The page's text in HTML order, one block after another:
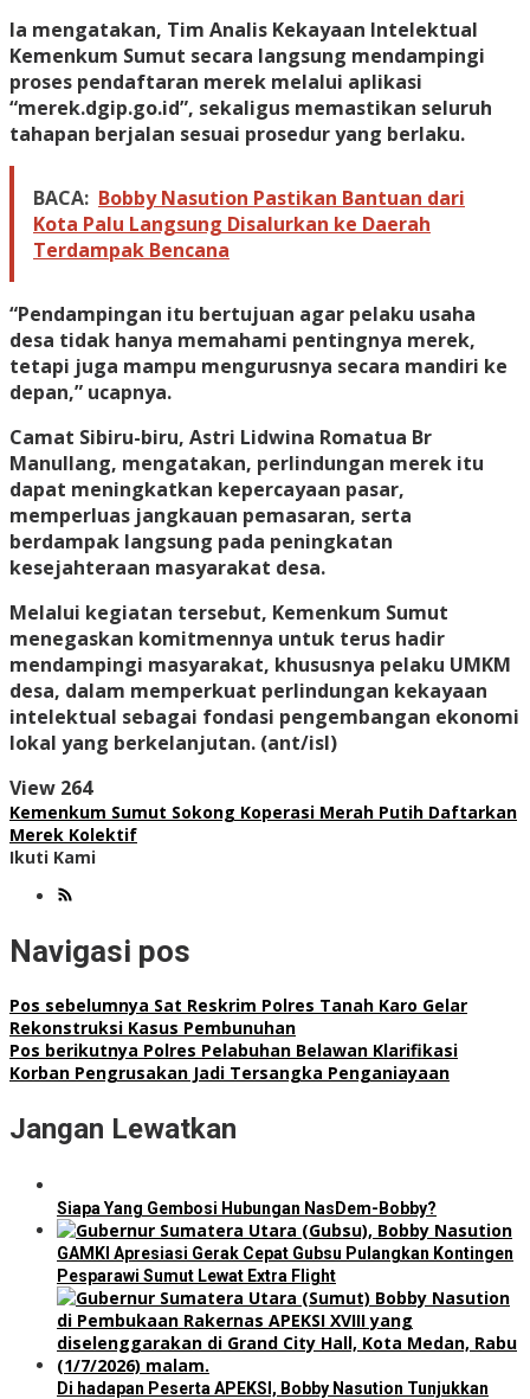
Ia mengatakan, Tim Analis Kekayaan Intelektual
Kemenkum Sumut secara langsung mendampingi
proses pendaftaran merek melalui aplikasi
“merek.dgip.go.id”, sekaligus memastikan seluruh
tahapan berjalan sesuai prosedur yang berlaku.
BACA: Bobby Nasution Pastikan Bantuan dari
Kota Palu Langsung Disalurkan ke Daerah
Terdampak Bencana
“Pendampingan itu bertujuan agar pelaku usaha
desa tidak hanya memahami pentingnya merek,
tetapi juga mampu mengurusnya secara mandiri ke
depan,” ucapnya.
Camat Sibiru-biru, Astri Lidwina Romatua Br
Manullang, mengatakan, perlindungan merek itu
dapat meningkatkan kepercayaan pasar,
memperluas jangkauan pemasaran, serta
berdampak langsung pada peningkatan
kesejahteraan masyarakat desa.
Melalui kegiatan tersebut, Kemenkum Sumut
menegaskan komitmennya untuk terus hadir
mendampingi masyarakat, khususnya pelaku UMKM
desa, dalam memperkuat perlindungan kekayaan
intelektual sebagai fondasi pengembangan ekonomi
lokal yang berkelanjutan. (ant/isl)
View 264
Kemenkum Sumut Sokong Koperasi Merah Putih Daftarkan
Merek Kolektif
Ikuti Kami
Navigasi pos
Pos sebelumnya Sat Reskrim Polres Tanah Karo Gelar
Rekonstruksi Kasus Pembunuhan
Pos berikutnya Polres Pelabuhan Belawan Klarifikasi
Korban Pengrusakan Jadi Tersangka Penganiayaan
Jangan Lewatkan
Siapa Yang Gembosi Hubungan NasDem-Bobby?
GAMKI Apresiasi Gerak Cepat Gubsu Pulangkan Kontingen
Pesparawi Sumut Lewat Extra Flight
Di hadapan Peserta APEKSI, Bobby Nasution Tunjukkan